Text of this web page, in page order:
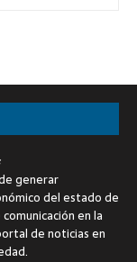
generar
del estado de
en la
de noticias en